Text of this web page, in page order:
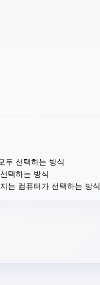
두 선택하는 방식
택하는 방식
는 컴퓨터가 선택하는 방식